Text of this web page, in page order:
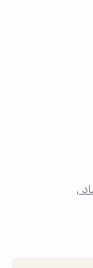
,